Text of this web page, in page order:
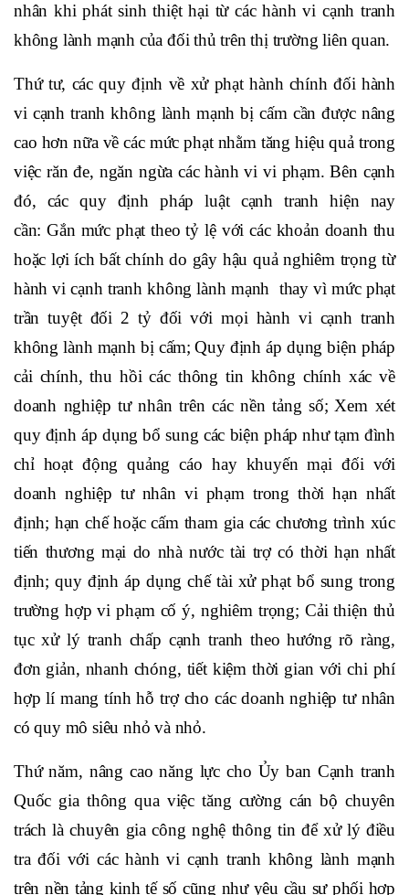
nhân khi phát sinh thiệt hại từ các hành vi cạnh tranh
không lành mạnh của đối thủ trên thị trường liên quan.
Thứ tư, các quy định về xử phạt hành chính đối hành
vi cạnh tranh không lành mạnh bị cấm cần được nâng
cao hơn nữa về các mức phạt nhằm tăng hiệu quả trong
việc răn đe, ngăn ngừa các hành vi vi phạm. Bên cạnh
đó, các quy định pháp luật cạnh tranh hiện nay
cần:Gắn mức phạt theo tỷ lệ với các khoản doanh thu
hoặc lợi ích bất chính do gây hậu quả nghiêm trọng từ
hành vi cạnh tranh không lành mạnh thay vì mức phạt
trần tuyệt đối 2 tỷ đối với mọi hành vi cạnh tranh
không lành mạnh bị cấm; Quy định áp dụng biện pháp
cải chính, thu hồi các thông tin không chính xác về
doanh nghiệp tư nhân trên các nền tảng số; Xem xét
quy định áp dụng bổ sung các biện pháp nhưtạm đình
chỉ hoạt động quảng cáo hay khuyến mại đối với
doanh nghiệp tư nhân vi phạm trong thời hạn nhất
định; hạn chế hoặc cấm tham gia các chương trình xúc
tiến thương mại do nhà nước tài trợ có thời hạn nhất
định; quy định áp dụng chế tài xử phạt bổ sung trong
trường hợp vi phạm cố ý, nghiêm trọng; Cải thiện thủ
tục xử lý tranh chấp cạnh tranh theo hướng rõ ràng,
đơn giản, nhanh chóng, tiết kiệm thời gian với chi phí
hợp lí mang tính hỗ trợ cho các doanh nghiệp tư nhân
có quy mô siêu nhỏ và nhỏ.
Thứ năm, nâng cao năng lực cho Ủy ban Cạnh tranh
Quốc gia thông qua việc tăng cường cán bộ chuyên
trách là chuyên gia công nghệ thông tin để xử lý điều
tra đối với các hành vi cạnh tranh không lành mạnh
trên nền tảng kinh tế số cũng như yêu cầu sự phối hợp